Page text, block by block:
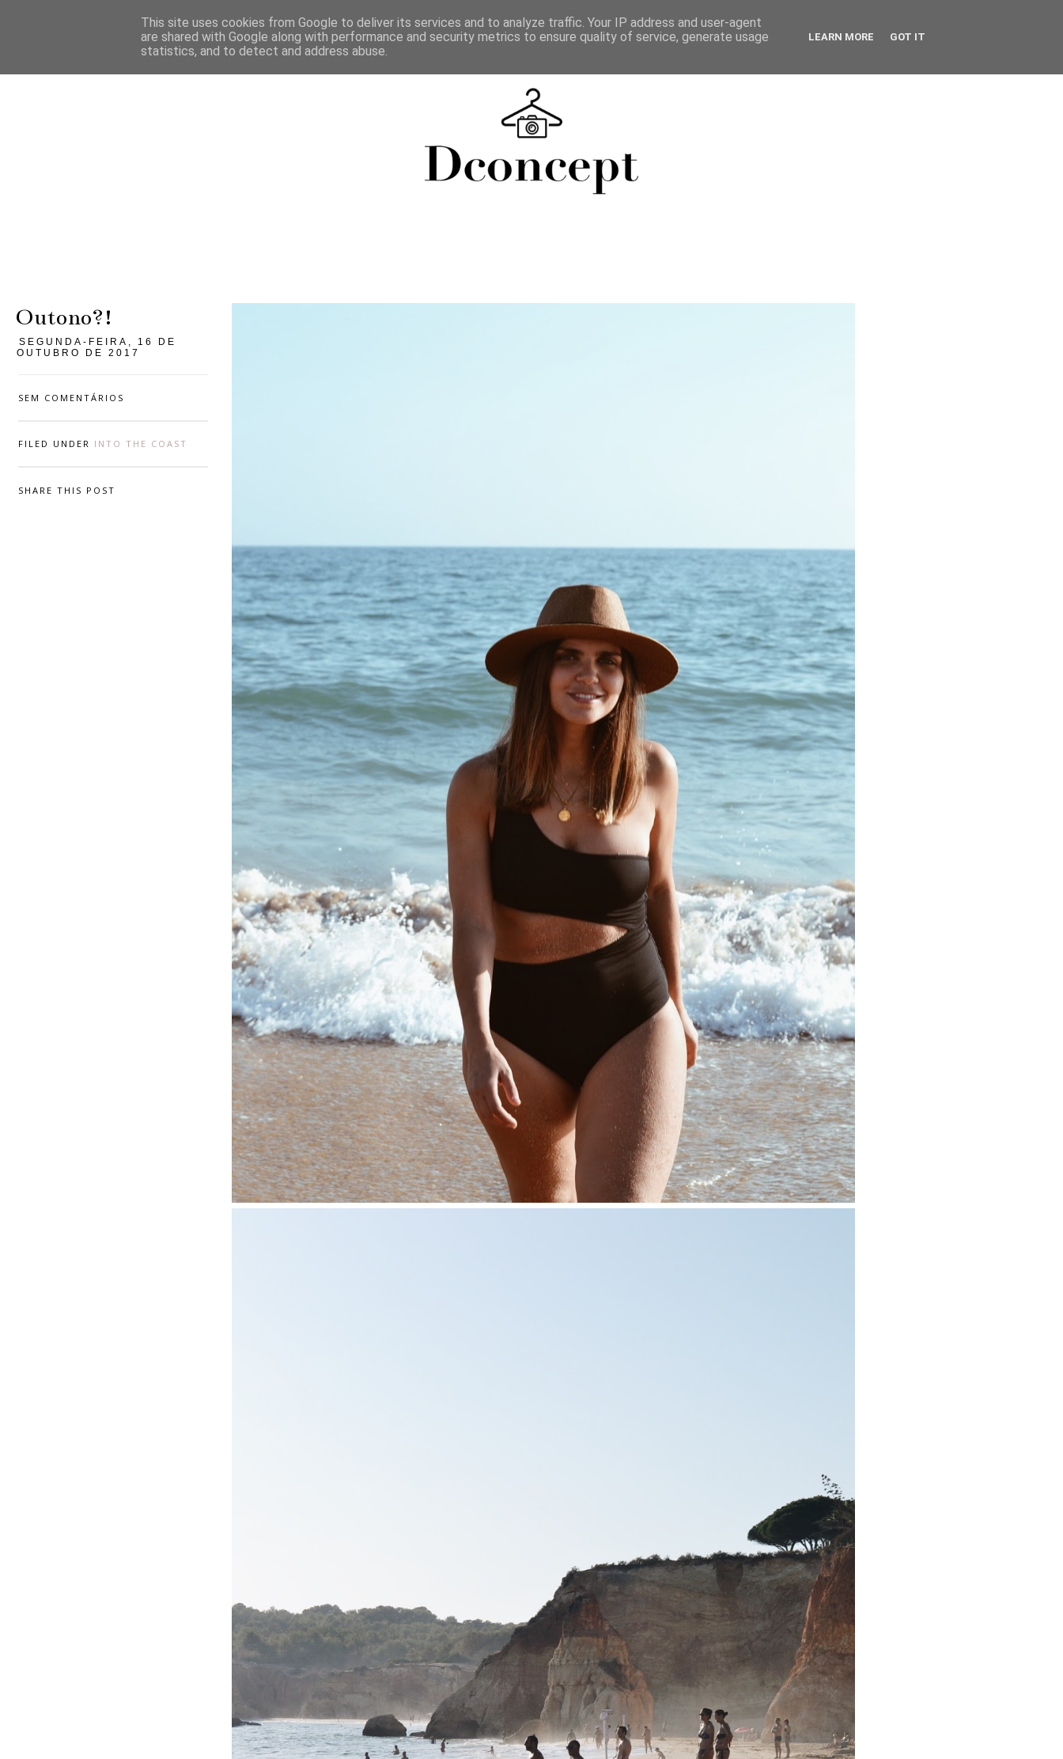
Outono?!
SEGUNDA-FEIRA, 16 DE
OUTUBRO DE 2017
SEM COMENTÁRIOS
FILED UNDER INTO THE COAST
SHARE THIS POST
This site uses cookies from Google to deliver its services and to analyze traffic. Your IP address and user-agent
are shared with Google along with performance and security metrics to ensure quality of service, generate usage
statistics, and to detect and address abuse.
LEARN MORE GOT IT